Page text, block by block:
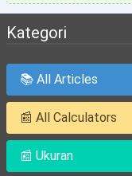
Kategori
📚 All Articles
📰 All Calculators
📰 Ukuran